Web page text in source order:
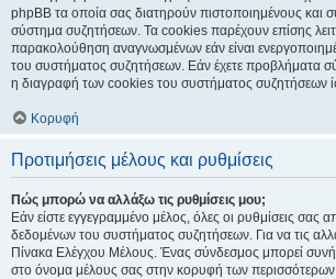
phpBB τα οποία σας διατηρούν πιστοποιημένους και
σύστημα συζητήσεων. Τα cookies παρέχουν επίσης
παρακολούθηση αναγνωσμένων εάν είναι
του συστήματος συζητήσεων. Εάν έχετε προβλήματα
η διαγραφή των cookies του συστήματος συζητήσεων
Κορυφή
Προτιμήσεις μέλους και ρυθμίσεις
Πώς μπορώ να αλλάξω τις ρυθμίσεις μου;
Εάν είστε εγγεγραμμένο μέλος, όλες οι ρυθμίσεις σας
δεδομένων του συστήματος συζητήσεων. Για να τις
Πίνακα Ελέγχου Μέλους. Ένας σύνδεσμος μπορεί
στο όνομα μέλους σας στην κορυφή των περισσότερων